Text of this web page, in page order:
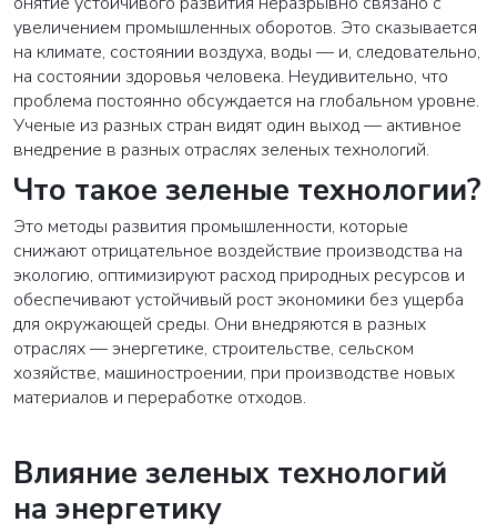
увеличением промышленных оборотов. Это сказывается
на климате, состоянии воздуха, воды — и, следовательно,
на состоянии здоровья человека. Неудивительно, что
проблема постоянно обсуждается на глобальном уровне.
Ученые из разных стран видят один выход — активное
внедрение в разных отраслях зеленых технологий.
Что такое зеленые технологии?
Это методы развития промышленности, которые
снижают отрицательное воздействие производства на
экологию, оптимизируют расход природных ресурсов и
обеспечивают устойчивый рост экономики без ущерба
для окружающей среды. Они внедряются в разных
отраслях — энергетике, строительстве, сельском
хозяйстве, машиностроении, при производстве новых
материалов и переработке отходов.
Влияние зеленых технологий
на энергетику